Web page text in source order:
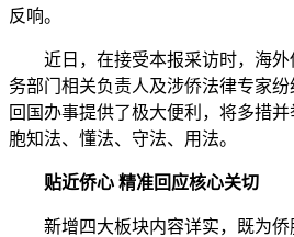
反响。
近日，在接受本报采访时，海外
务部门相关负责人及涉侨法律专家
回国办事提供了极大便利，将多措
胞知法、懂法、守法、用法。
贴近侨心 精准回应核心关切
新增四大板块内容详实，既为侨